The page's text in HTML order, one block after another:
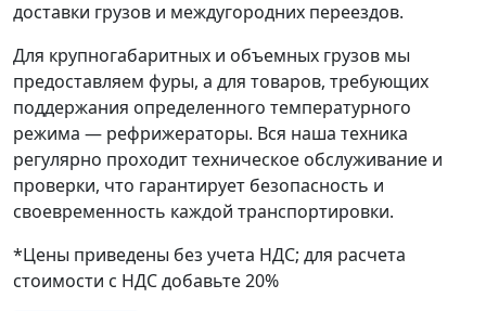
доставки грузов и междугородних переездов.
Для крупногабаритных и объемных грузов мы
предоставляем фуры, а для товаров, требующих
поддержания определенного температурного
режима — рефрижераторы. Вся наша техника
регулярно проходит техническое обслуживание и
проверки, что гарантирует безопасность и
своевременность каждой транспортировки.
*Цены приведены без учета НДС; для расчета
стоимости с НДС добавьте 20%